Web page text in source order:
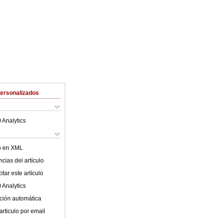
Analytics
en XML
del artículo
este artículo
Analytics
automática
por email